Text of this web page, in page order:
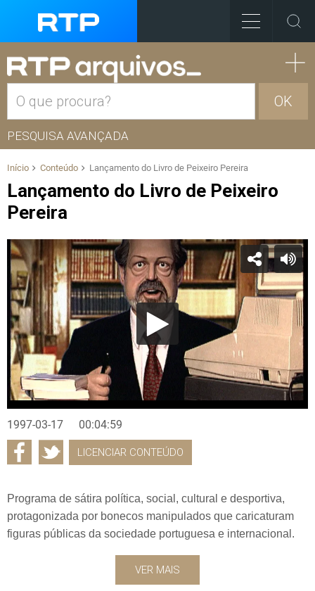
OK
PESQUISA AVANÇADA
Início Conteúdo Lançamento do Livro de Peixeiro Pereira
Lançamento do Livro de Peixeiro
Pereira
1997-03-17 00:04:59
LICENCIAR CONTEÚDO
Programa de sátira política, social, cultural e desportiva,
protagonizada por bonecos manipulados que caricaturam
figuras públicas da sociedade portuguesa e internacional.
VER MAIS